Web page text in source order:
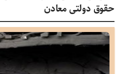
حقوق دولتی معادن